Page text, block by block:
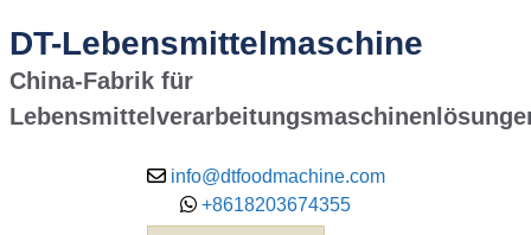
Inhalt
springen
DT-Lebensmittelmaschine
China-Fabrik für
info@dtfoodmachine.com
+8618203674355